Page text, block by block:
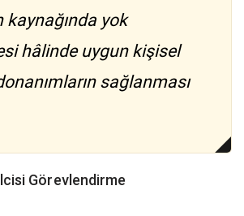
kaynağında yok
hâlinde uygun kişisel
sağlanması
Görevlendirme